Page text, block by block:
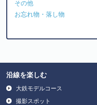
その他
お忘れ物・落し物
沿線を楽しむ
大鉄モデルコース
撮影スポット